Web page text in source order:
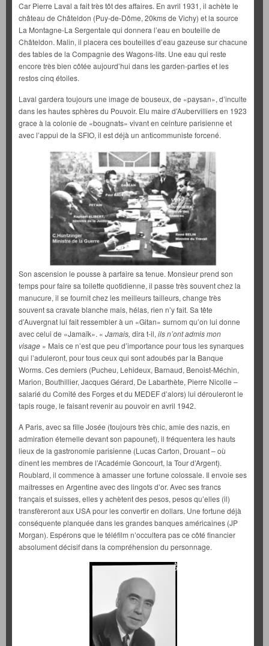
Car Pierre Laval a fait très tôt des affaires. En avril 1931, il achète le
château de Châteldon (Puy-de-Dôme, 20kms de Vichy) et la source
La Montagne-La Sergentale qui donnera l’eau en bouteille de
Châteldon. Malin, il placera ces bouteilles d’eau gazeuse sur chacune
des tables de la Compagnie des Wagons-lits. Une eau qui reste
encore très bien côtée aujourd’hui dans les garden-parties et les
restos cinq étoiles.
Laval gardera toujours une image de bouseux, de «paysan», d’inculte
dans les hautes sphères du Pouvoir. Elu maire d’Aubervilliers en 1923
grace à la colonie de «bougnats» vivant en ceinture parisienne et
avec l’appui de la SFIO, il est déjà un anticommuniste forcené.
Son ascension le pousse à parfaire sa tenue. Monsieur prend son
temps pour faire sa toilette quotidienne, il passe très souvent chez la
manucure, il se fournit chez les meilleurs tailleurs, change très
souvent sa cravate blanche mais, hélas, rien n’y fait. Sa tête
d’Auvergnat lui fait ressembler à un «Gitan» surnom qu’on lui donne
avec celui de «Jamaïk». « Jamais, dira t-il, ils n’ont admis mon
visage » Mais ce n’est que peu d’importance pour tous les synarques
qui l’aduleront, pour tous ceux qui sont adoubés par la Banque
Worms. Ces derniers (Pucheu, Lehideux, Barnaud, Benoist-Méchin,
Marion, Bouthillier, Jacques Gérard, De Labarthète, Pierre Nicolle –
salarié du Comité des Forges et du MEDEF d’alors) lui dérouleront le
tapis rouge, le faisant revenir au pouvoir en avril 1942.
A Paris, avec sa fille Josée (toujours très chic, amie des nazis, en
admiration éternelle devant son papounet), il fréquentera les hauts
lieux de la gastronomie parisienne (Lucas Carton, Drouant – où
dînent les membres de l’Académie Goncourt, la Tour d’Argent).
Roublard, il commence à amasser une fortune colossale. Il envoie ses
maîtresses en Argentine avec des lingots d’or. Avec ses francs
français et suisses, elles y achètent des pesos, pesos qu’elles (il)
transfèreront aux USA pour les convertir en dollars. Une fortune déjà
conséquente planquée dans les grandes banques américaines (JP
Morgan). Espérons que le téléfilm n’occultera pas ce côté financier
absolument décisif dans la compréhension du personnage.